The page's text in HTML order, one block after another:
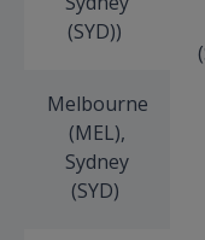
(SYD))
Melbourne
(MEL),
Sydney
(SYD)